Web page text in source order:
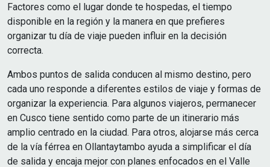
Factores como el lugar donde te hospedas, el tiempo
disponible en la región y la manera en que prefieres
organizar tu día de viaje pueden influir en la decisión
correcta.
Ambos puntos de salida conducen al mismo destino, pero
cada uno responde a diferentes estilos de viaje y formas de
organizar la experiencia. Para algunos viajeros, permanecer
en Cusco tiene sentido como parte de un itinerario más
amplio centrado en la ciudad. Para otros, alojarse más cerca
de la vía férrea en Ollantaytambo ayuda a simplificar el día
de salida y encaja mejor con planes enfocados en el Valle